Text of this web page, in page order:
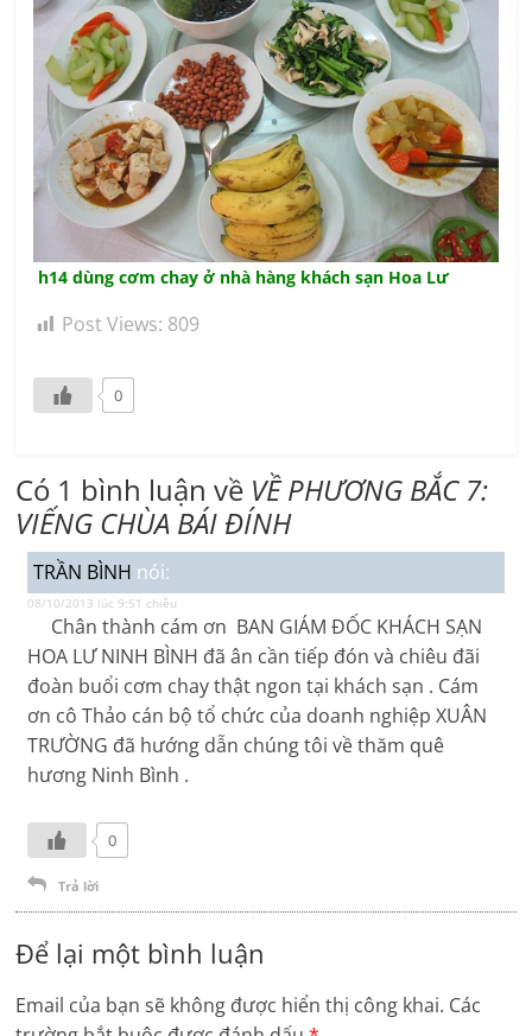
h14 dùng cơm chay ở nhà hàng khách sạn Hoa Lư
Post Views: 809
0
Có 1 bình luận về VỀ PHƯƠNG BẮC 7:
VIẾNG CHÙA BÁI ĐÍNH
TRẦN BÌNH nói:
08/10/2013 lúc 9:51 chiều
Chân thành cám ơn BAN GIÁM ĐỐC KHÁCH SẠN
HOA LƯ NINH BÌNH đã ân cần tiếp đón và chiêu đãi
đoàn buổi cơm chay thật ngon tại khách sạn . Cám
ơn cô Thảo cán bộ tổ chức của doanh nghiệp XUÂN
TRƯỜNG đã hướng dẫn chúng tôi về thăm quê
hương Ninh Bình .
0
Trả lời
Để lại một bình luận
Email của bạn sẽ không được hiển thị công khai. Các